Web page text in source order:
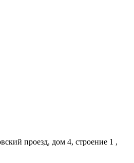
проезд, дом 4, строение 1 ,